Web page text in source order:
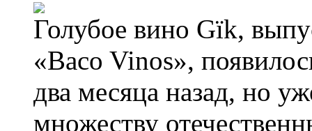
Голубое вино Gïk,
«Baco Vinos»,
два месяца назад, но
множеству